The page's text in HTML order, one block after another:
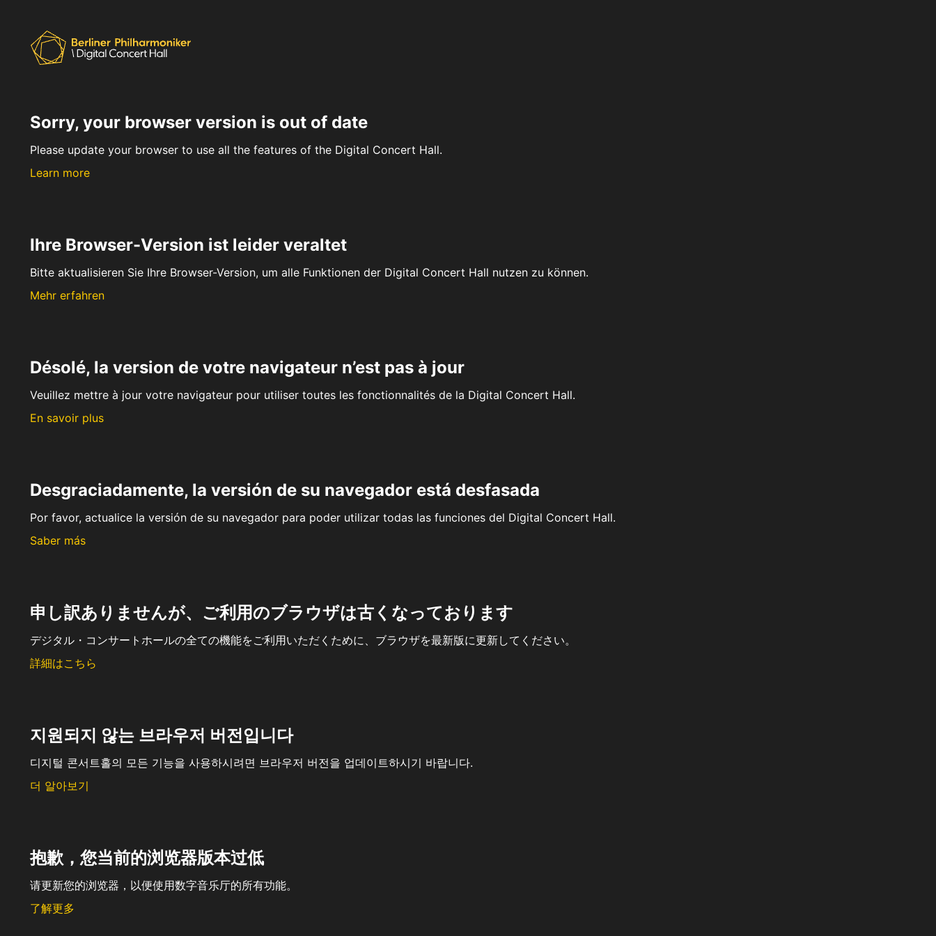
Sorry, your browser version is out of date
Please update your browser to use all the features of the Digital Concert Hall.
Learn more
Ihre Browser-Version ist leider veraltet
Bitte aktualisieren Sie Ihre Browser-Version, um alle Funktionen der Digital Concert Hall nutzen zu können.
Mehr erfahren
Désolé, la version de votre navigateur n’est pas à jour
Veuillez mettre à jour votre navigateur pour utiliser toutes les fonctionnalités de la Digital Concert Hall.
En savoir plus
Desgraciadamente, la versión de su navegador está desfasada
Por favor, actualice la versión de su navegador para poder utilizar todas las funciones del Digital Concert Hall.
Saber más
申し訳ありませんが、ご利用のブラウザは古くなっております
デジタル・コンサートホールの全ての機能をご利用いただくために、ブラウザを最新版に更新してください。
詳細はこちら
지원되지 않는 브라우저 버전입니다
디지털 콘서트홀의 모든 기능을 사용하시려면 브라우저 버전을 업데이트하시기 바랍니다.
더 알아보기
抱歉，您当前的浏览器版本过低
请更新您的浏览器，以便使用数字音乐厅的所有功能。
了解更多